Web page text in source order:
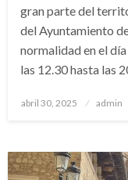
gran parte del
del Ayuntamiento
normalidad en el
las 12.30 hasta las
Publicado
abril 30, 2025 admin